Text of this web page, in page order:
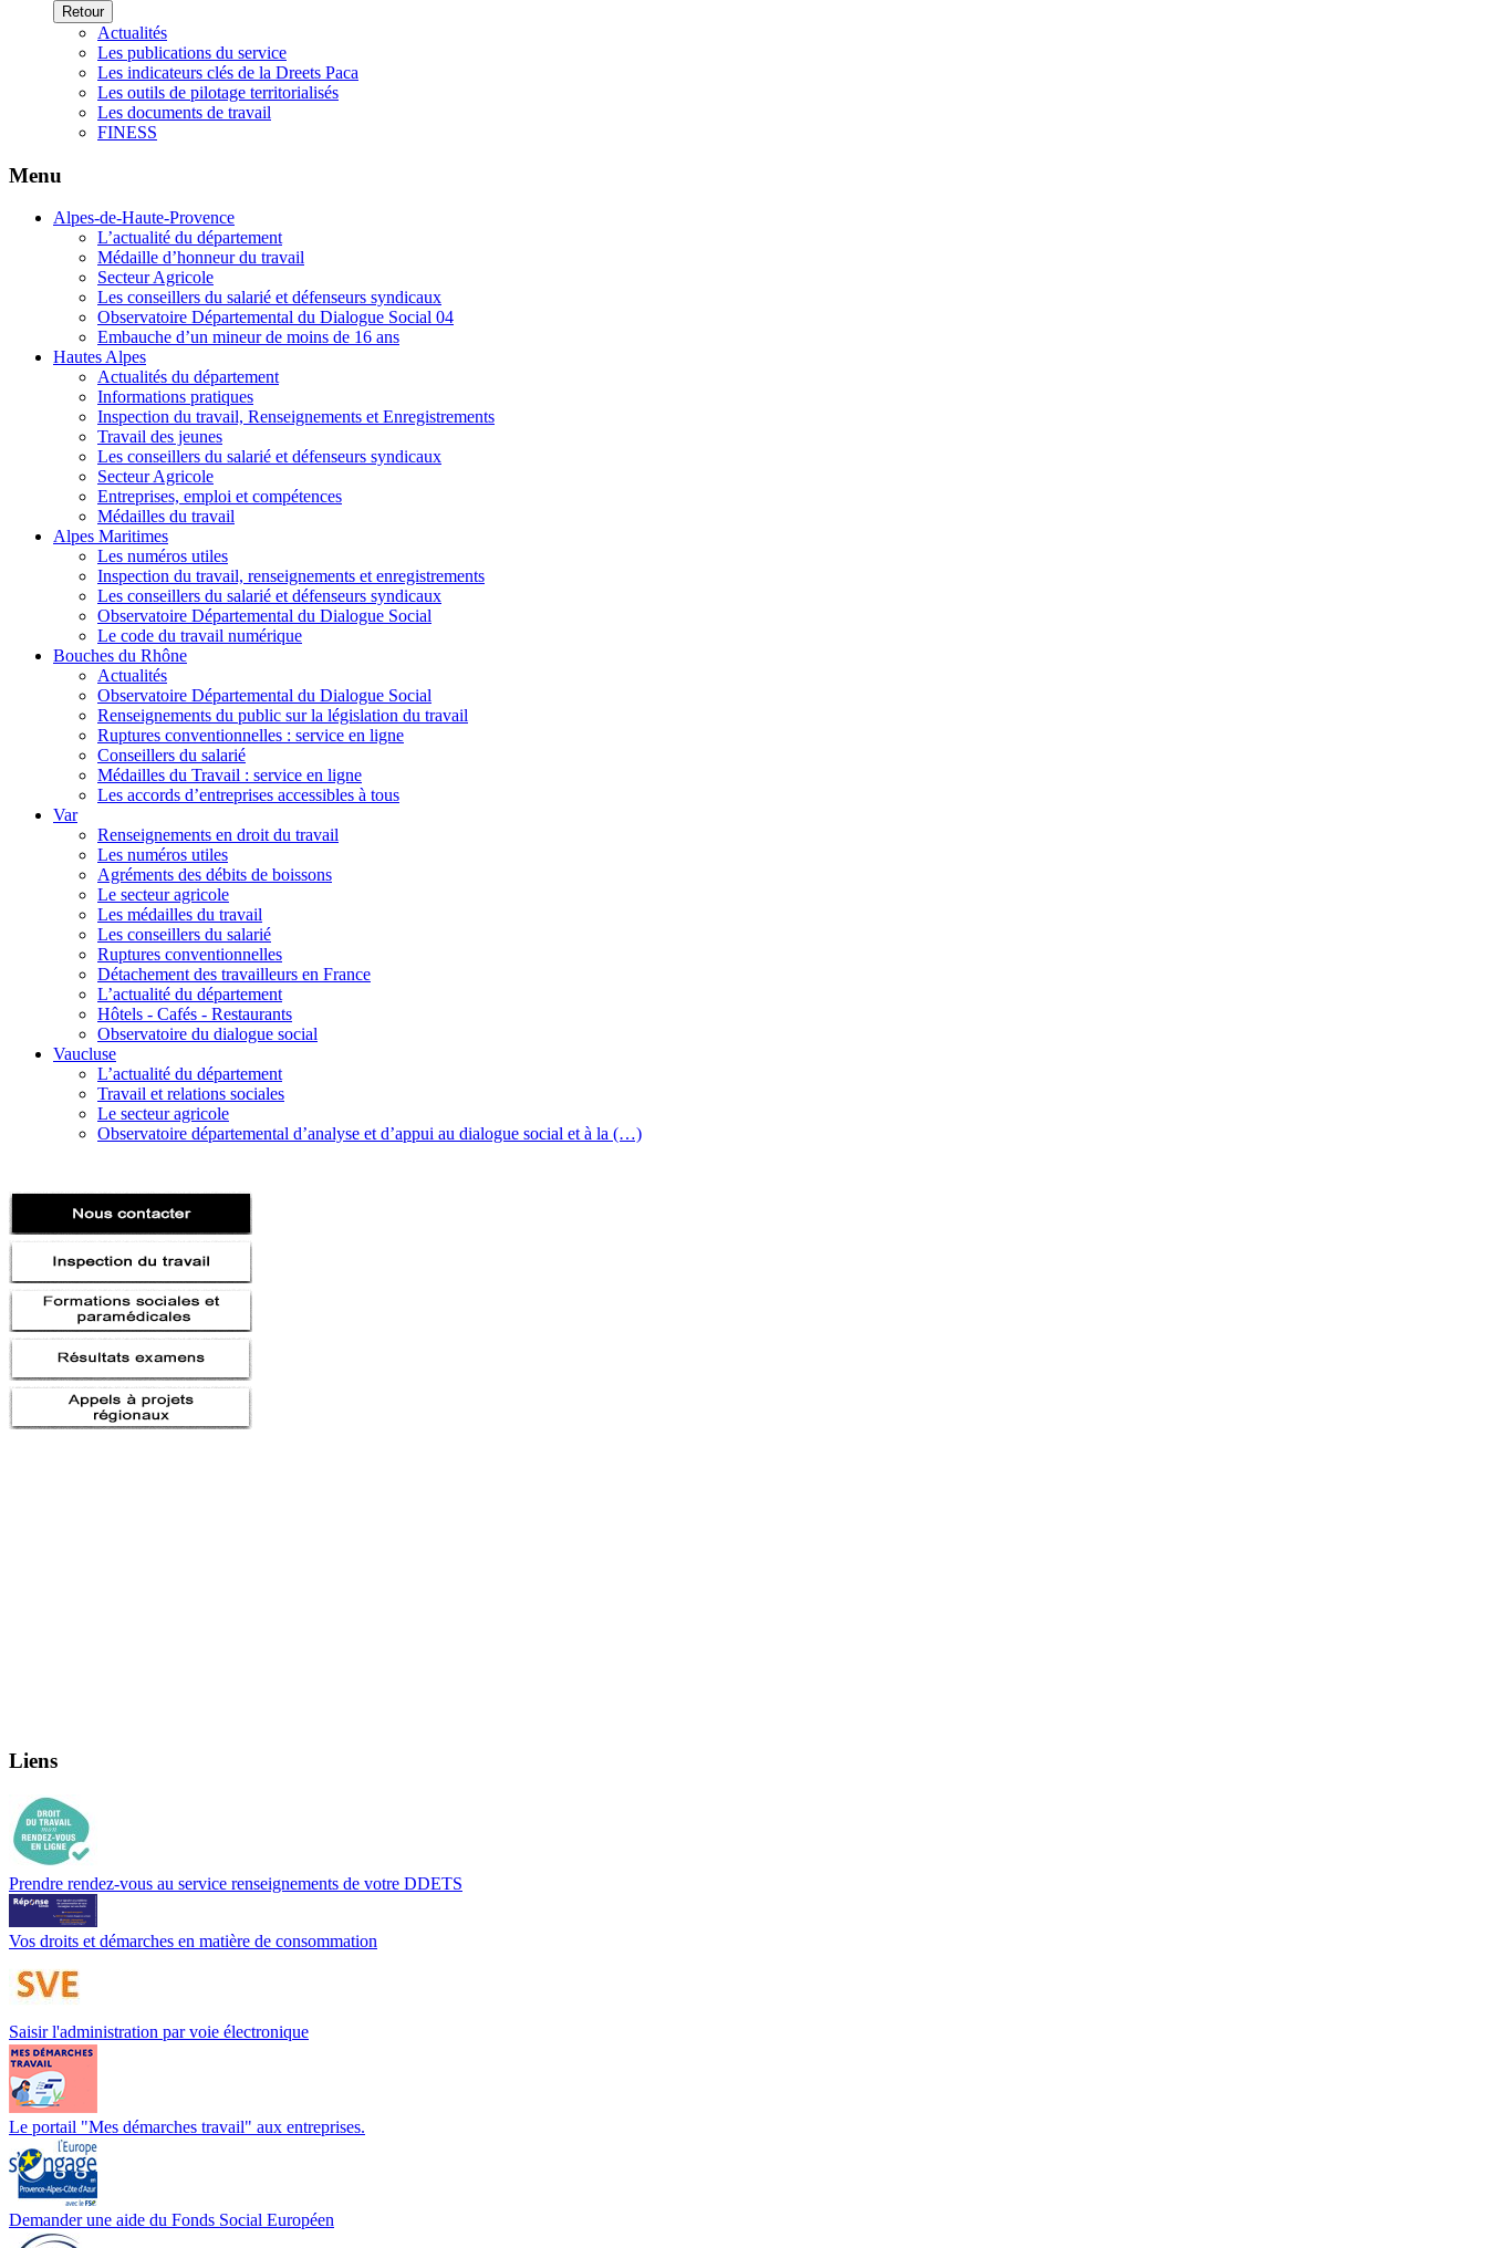
Retour
Actualités
Les publications du service
Les indicateurs clés de la Dreets Paca
Les outils de pilotage territorialisés
Les documents de travail
FINESS
Menu
Alpes-de-Haute-Provence
L’actualité du département
Médaille d’honneur du travail
Secteur Agricole
Les conseillers du salarié et défenseurs syndicaux
Observatoire Départemental du Dialogue Social 04
Embauche d’un mineur de moins de 16 ans
Hautes Alpes
Actualités du département
Informations pratiques
Inspection du travail, Renseignements et Enregistrements
Travail des jeunes
Les conseillers du salarié et défenseurs syndicaux
Secteur Agricole
Entreprises, emploi et compétences
Médailles du travail
Alpes Maritimes
Les numéros utiles
Inspection du travail, renseignements et enregistrements
Les conseillers du salarié et défenseurs syndicaux
Observatoire Départemental du Dialogue Social
Le code du travail numérique
Bouches du Rhône
Actualités
Observatoire Départemental du Dialogue Social
Renseignements du public sur la législation du travail
Ruptures conventionnelles : service en ligne
Conseillers du salarié
Médailles du Travail : service en ligne
Les accords d’entreprises accessibles à tous
Var
Renseignements en droit du travail
Les numéros utiles
Agréments des débits de boissons
Le secteur agricole
Les médailles du travail
Les conseillers du salarié
Ruptures conventionnelles
Détachement des travailleurs en France
L’actualité du département
Hôtels - Cafés - Restaurants
Observatoire du dialogue social
Vaucluse
L’actualité du département
Travail et relations sociales
Le secteur agricole
Observatoire départemental d’analyse et d’appui au dialogue social et à la (…)
Liens
Prendre rendez-vous au service renseignements de votre DDETS
Vos droits et démarches en matière de consommation
Saisir l'administration par voie électronique
Le portail "Mes démarches travail" aux entreprises.
Demander une aide du Fonds Social Européen